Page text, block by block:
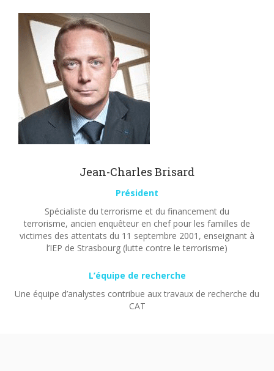
Jean-Charles Brisard
Président
Spécialiste du terrorisme et du financement du
terrorisme, ancien enquêteur en chef pour les familles de
victimes des attentats du 11 septembre 2001, enseignant à
l’IEP de Strasbourg (lutte contre le terrorisme)
L’équipe de recherche
Une équipe d’analystes contribue aux travaux de recherche du
CAT